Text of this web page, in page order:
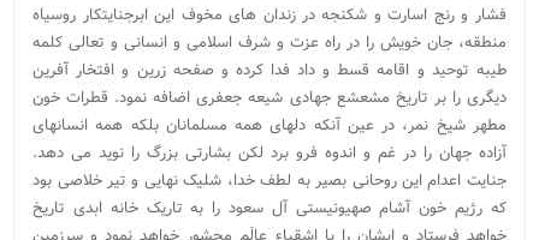
فشار و رنج اسارت و شکنجه در زندان های مخوف این ابرجنایتکار روسیاه
منطقه، جان خویش را در راه عزت و شرف اسلامی و انسانی و تعالی کلمه
طیبه توحید و اقامه قسط و داد فدا کرده و صفحه زرین و افتخار آفرین
دیگری را بر تاریخ مشعشع جهادی شیعه جعفری اضافه نمود. قطرات خون
مطهر شیخ نمر، در عین آنکه دلهای همه مسلمانان بلکه همه انسانهای
آزاده جهان را در غم و اندوه فرو برد لکن بشارتی بزرگ را نوید می دهد.
جنایت اعدام این روحانی بصیر به لطف خدا، شلیک نهایی و تیر خلاصی بود
که رژیم خون آشام صهیونیستی آل سعود را به تاریک خانه ابدی تاریخ